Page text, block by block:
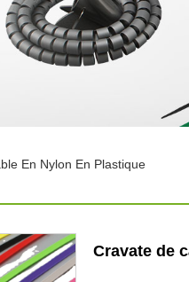
En Nylon En Plastique
Cravate de